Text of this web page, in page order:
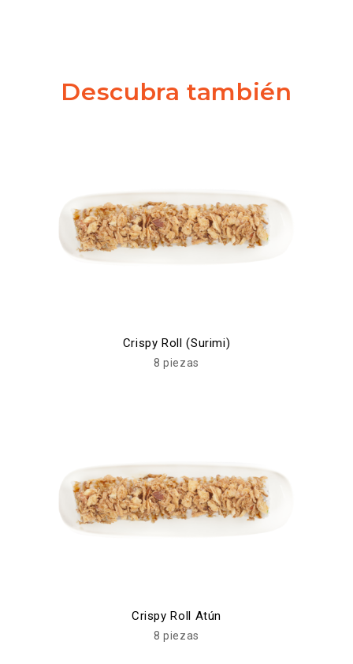
Descubra también
Crispy Roll (Surimi)
8 piezas
Crispy Roll Atún
8 piezas